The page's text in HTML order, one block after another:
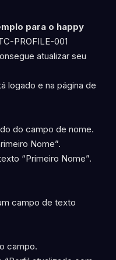
para o happy
PROFILE-001
atualizar seu
logado e na página de
do campo de nome.
Nome”.
“Primeiro Nome”.
campo de texto
campo.